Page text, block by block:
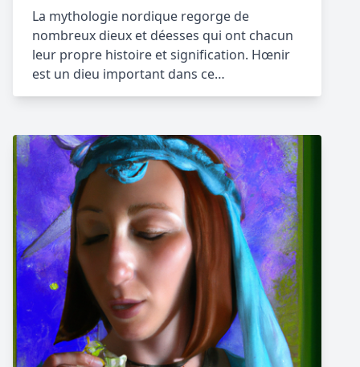
La mythologie nordique regorge de
nombreux dieux et déesses qui ont chacun
leur propre histoire et signification. Hœnir
est un dieu important dans ce…